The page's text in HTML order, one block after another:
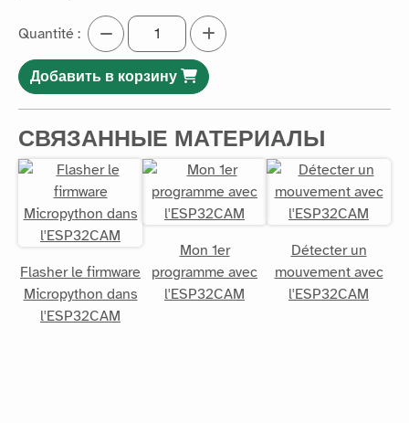
Quantité :
Добавить в корзину
СВЯЗАННЫЕ МАТЕРИАЛЫ
Flasher le firmware
Micropython dans
l'ESP32CAM
Mon 1er
programme avec
l'ESP32CAM
Détecter un
mouvement avec
l'ESP32CAM